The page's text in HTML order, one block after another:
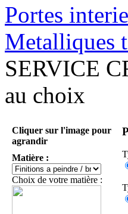
Portes
Metalliques
SERVICE
au choix
Cliquer sur l'image pour
agrandir
Matière :
Choix de votre matière :